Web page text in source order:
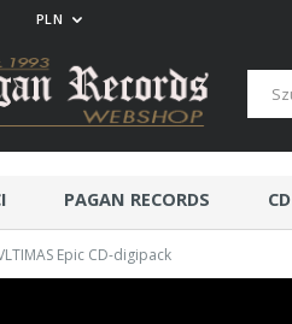
PAGAN RECORDS CD
Epic CD-digipack
PLN